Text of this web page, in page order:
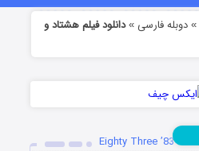
»دوبله فارسی »دانلود فیلم هشتاد و